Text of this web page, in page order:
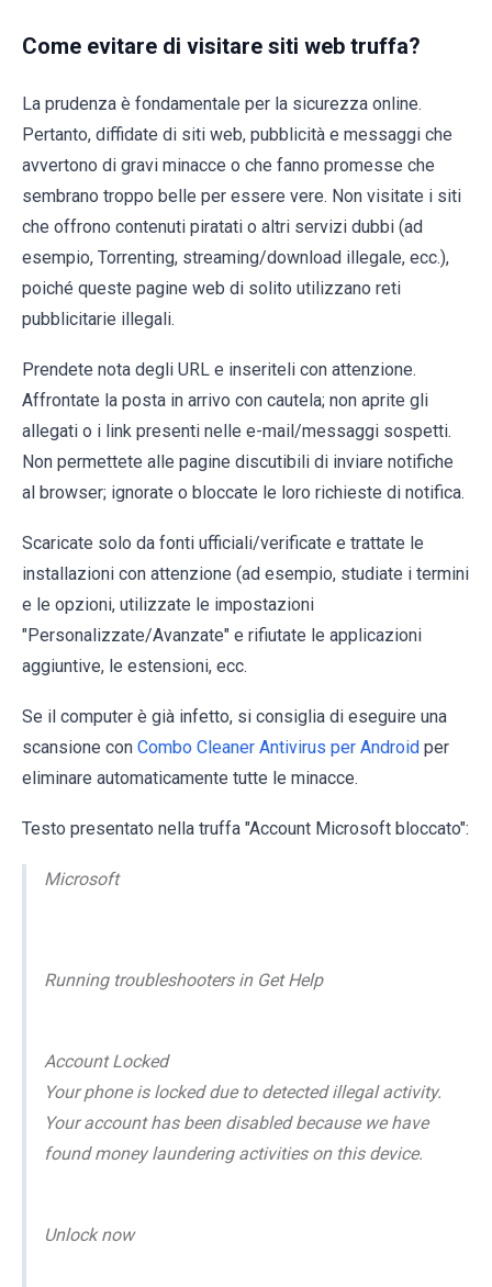
Come evitare di visitare siti web truffa?
La prudenza è fondamentale per la sicurezza online.
Pertanto, diffidate di siti web, pubblicità e messaggi che
avvertono di gravi minacce o che fanno promesse che
sembrano troppo belle per essere vere. Non visitate i siti
che offrono contenuti piratati o altri servizi dubbi (ad
esempio, Torrenting, streaming/download illegale, ecc.),
poiché queste pagine web di solito utilizzano reti
pubblicitarie illegali.
Prendete nota degli URL e inseriteli con attenzione.
Affrontate la posta in arrivo con cautela; non aprite gli
allegati o i link presenti nelle e-mail/messaggi sospetti.
Non permettete alle pagine discutibili di inviare notifiche
al browser; ignorate o bloccate le loro richieste di notifica.
Scaricate solo da fonti ufficiali/verificate e trattate le
installazioni con attenzione (ad esempio, studiate i termini
e le opzioni, utilizzate le impostazioni
"Personalizzate/Avanzate" e rifiutate le applicazioni
aggiuntive, le estensioni, ecc.
Se il computer è già infetto, si consiglia di eseguire una
scansione con Combo Cleaner Antivirus per Android per
eliminare automaticamente tutte le minacce.
Testo presentato nella truffa "Account Microsoft bloccato":
Microsoft
Running troubleshooters in Get Help
Account Locked
Your phone is locked due to detected illegal activity.
Your account has been disabled because we have
found money laundering activities on this device.
Unlock now